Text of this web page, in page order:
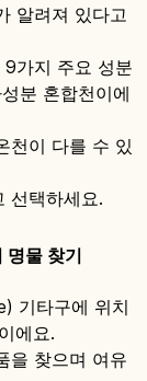
알려져 있다고
가지 주요 성분
분 혼합천이에
천이 다를 수 있
선택하세요.
명물 찾기
기타구에 위치
에요.
을 찾으며 여유